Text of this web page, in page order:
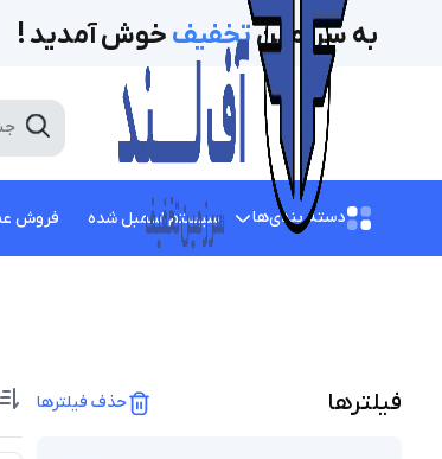
به سرزمینتخفیف‌ خوش آمدید !
دسته بندی‌ها سیستم اسمبل شده فروش
فیلتر‌ها حذف فیلترها